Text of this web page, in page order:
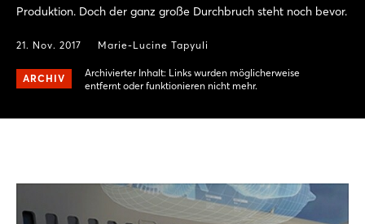
Produktion. Doch der ganz große Durchbruch steht noch bevor.
21. Nov. 2017 Marie-Lucine Tapyuli
ARCHIV
Archivierter Inhalt: Links wurden möglicherweise
entfernt oder funktionieren nicht mehr.